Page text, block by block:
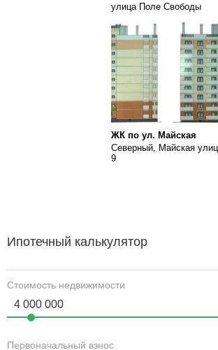
улица Поле Свободы
ЖК по ул. Майская
Северный, Майская
9
Ипотечный калькулятор
Стоимость недвижимости
Первоначальный взнос